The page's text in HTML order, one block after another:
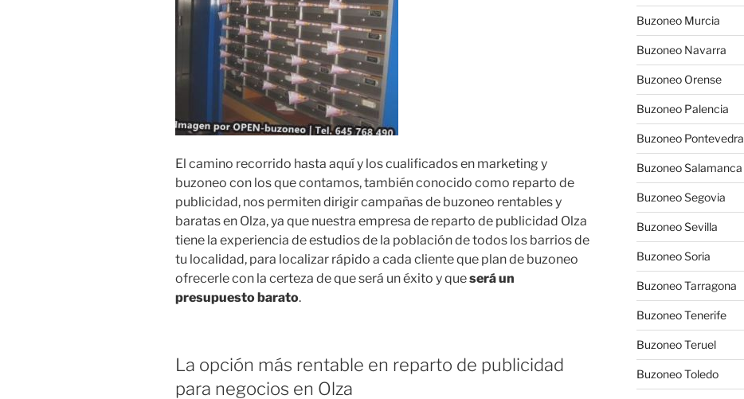
El camino recorrido hasta aquí y los cualificados en marketing y
buzoneo con los que contamos, también conocido como reparto de
publicidad, nos permiten dirigir campañas de buzoneo rentables y
baratas en Olza, ya que nuestra empresa de reparto de publicidad Olza
tiene la experiencia de estudios de la población de todos los barrios de
tu localidad, para localizar rápido a cada cliente que plan de buzoneo
ofrecerle con la certeza de que será un éxito y queserá un
presupuesto barato.
La opción más rentable en reparto de publicidad
para negocios en Olza
Buzoneo Murcia
Buzoneo Navarra
Buzoneo Orense
Buzoneo Palencia
Buzoneo Pontevedra
Buzoneo Salamanca
Buzoneo Segovia
Buzoneo Sevilla
Buzoneo Soria
Buzoneo Tarragona
Buzoneo Tenerife
Buzoneo Teruel
Buzoneo Toledo